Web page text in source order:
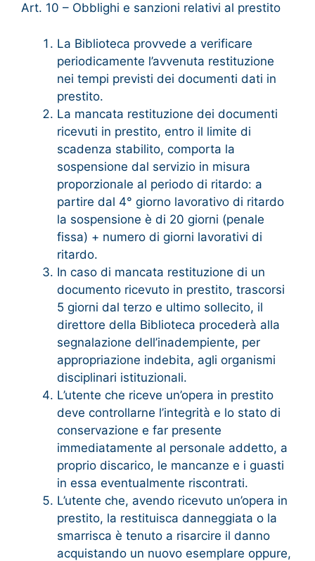
Art. 10 – Obblighi e sanzioni relativi al prestito
La Biblioteca provvede a verificare
periodicamente l’avvenuta restituzione
nei tempi previsti dei documenti dati in
prestito.
La mancata restituzione dei documenti
ricevuti in prestito, entro il limite di
scadenza stabilito, comporta la
sospensione dal servizio in misura
proporzionale al periodo di ritardo: a
partire dal 4° giorno lavorativo di ritardo
la sospensione è di 20 giorni (penale
fissa) + numero di giorni lavorativi di
ritardo.
In caso di mancata restituzione di un
documento ricevuto in prestito, trascorsi
5 giorni dal terzo e ultimo sollecito, il
direttore della Biblioteca procederà alla
segnalazione dell’inadempiente, per
appropriazione indebita, agli organismi
disciplinari istituzionali.
L’utente che riceve un’opera in prestito
deve controllarne l’integrità e lo stato di
conservazione e far presente
immediatamente al personale addetto, a
proprio discarico, le mancanze e i guasti
in essa eventualmente riscontrati.
L’utente che, avendo ricevuto un’opera in
prestito, la restituisca danneggiata o la
smarrisca è tenuto a risarcire il danno
acquistando un nuovo esemplare oppure,